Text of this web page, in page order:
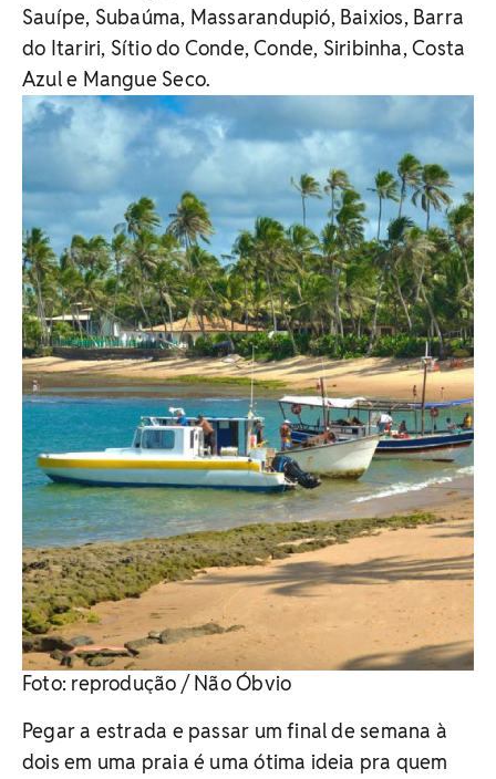
Sauípe, Subaúma, Massarandupió, Baixios, Barra
do Itariri, Sítio do Conde, Conde, Siribinha, Costa
Azul e Mangue Seco.
Foto: reprodução / Não Óbvio
Pegar a estrada e passar um final de semana à
dois em uma praia é uma ótima ideia pra quem